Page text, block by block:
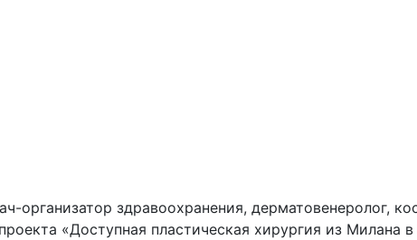
здравоохранения, дерматовенеролог,
«Доступная пластическая хирургия из Милана